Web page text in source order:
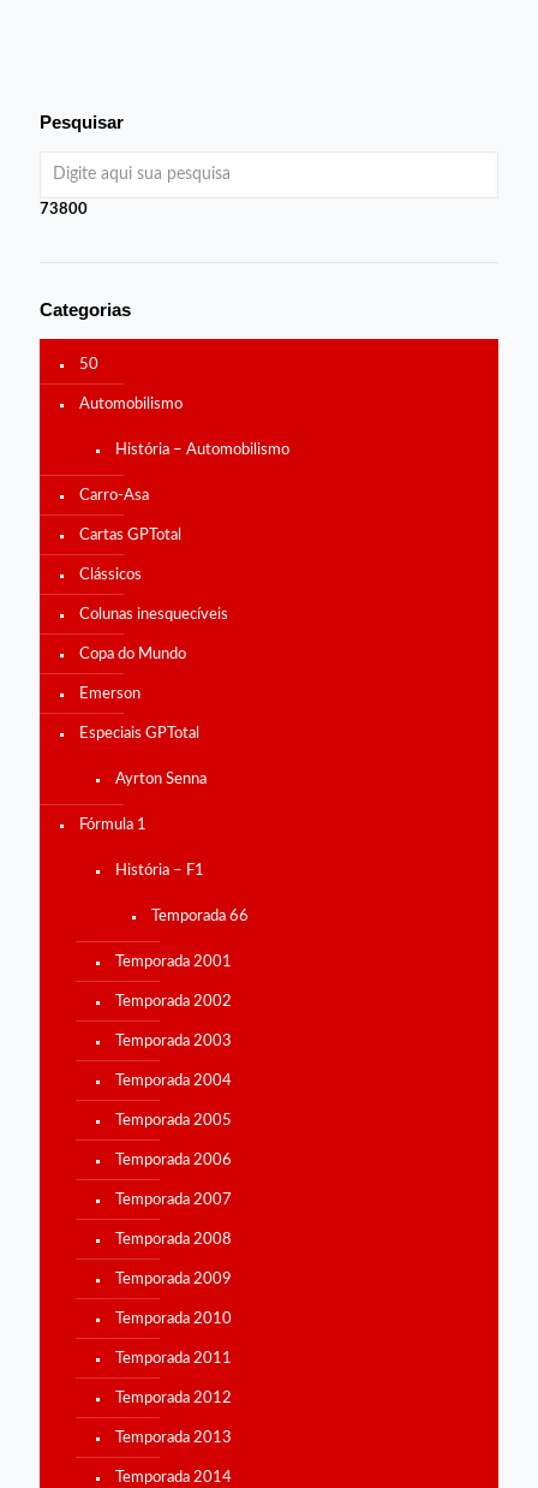
Pesquisar
73800
Categorias
50
Automobilismo
História – Automobilismo
Carro-Asa
Cartas GPTotal
Clássicos
Colunas inesquecíveis
Copa do Mundo
Emerson
Especiais GPTotal
Ayrton Senna
Fórmula 1
História – F1
Temporada 66
Temporada 2001
Temporada 2002
Temporada 2003
Temporada 2004
Temporada 2005
Temporada 2006
Temporada 2007
Temporada 2008
Temporada 2009
Temporada 2010
Temporada 2011
Temporada 2012
Temporada 2013
Temporada 2014